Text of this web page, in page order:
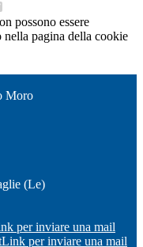
possono essere
pagina della cookie
Moro
(Le)
per inviare una mail
Link per inviare una mail